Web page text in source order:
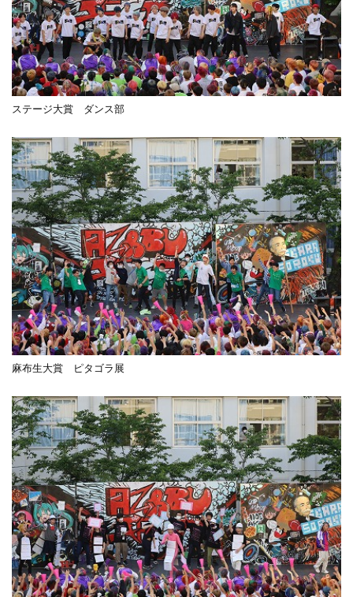
ステージ大賞 ダンス部
麻布生大賞 ピタゴラ展